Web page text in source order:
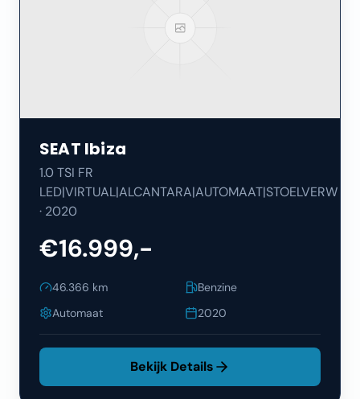
SEAT Ibiza
1.0 TSI FR
LED|VIRTUAL|ALCANTARA|AUTOMAAT|STOELVERW
· 2020
€16.999,-
46.366 km
Benzine
Automaat
2020
Bekijk Details